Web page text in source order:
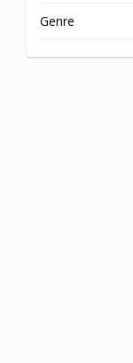
Genre